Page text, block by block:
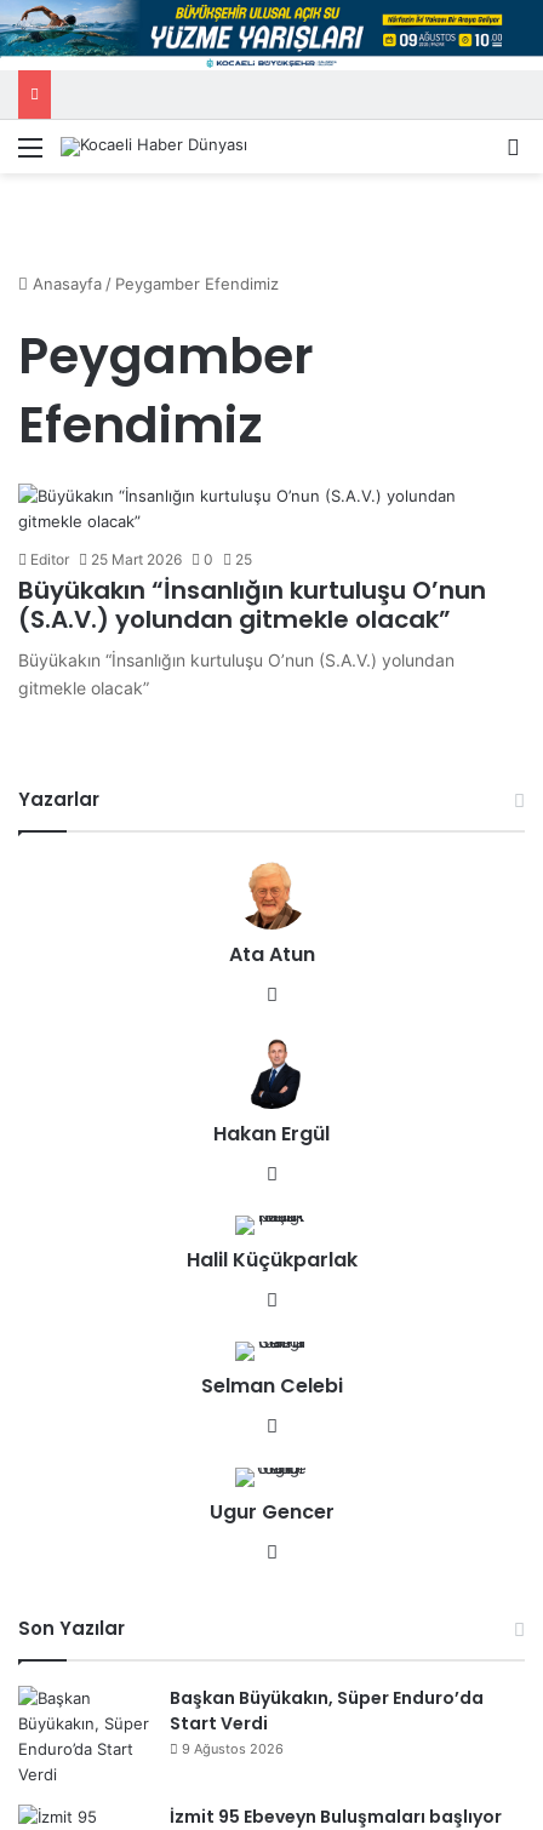
Menü
Anasayfa / Peygamber Efendimiz
Peygamber
Efendimiz
Editor 25 Mart 2026 0 25
Büyükakın “İnsanlığın kurtuluşu O’nun
(S.A.V.) yolundan gitmekle olacak”
Büyükakın “İnsanlığın kurtuluşu O’nun (S.A.V.) yolundan
gitmekle olacak”
Yazarlar
Ata Atun
esi
Hakan Ergül
sit
esi
Halil Küçükparlak
sit
esi
Selman Celebi
sit
esi
Ugur Gencer
Son Yazılar
Başkan Büyükakın, Süper Enduro’da
Start Verdi
9 Ağustos 2026
İzmit 95 Ebeveyn Buluşmaları başlıyor